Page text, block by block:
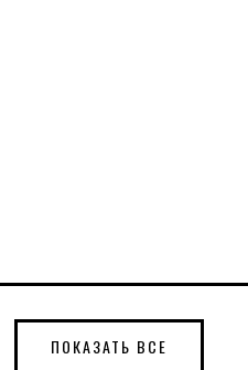
ПОКАЗАТЬ ВСЕ